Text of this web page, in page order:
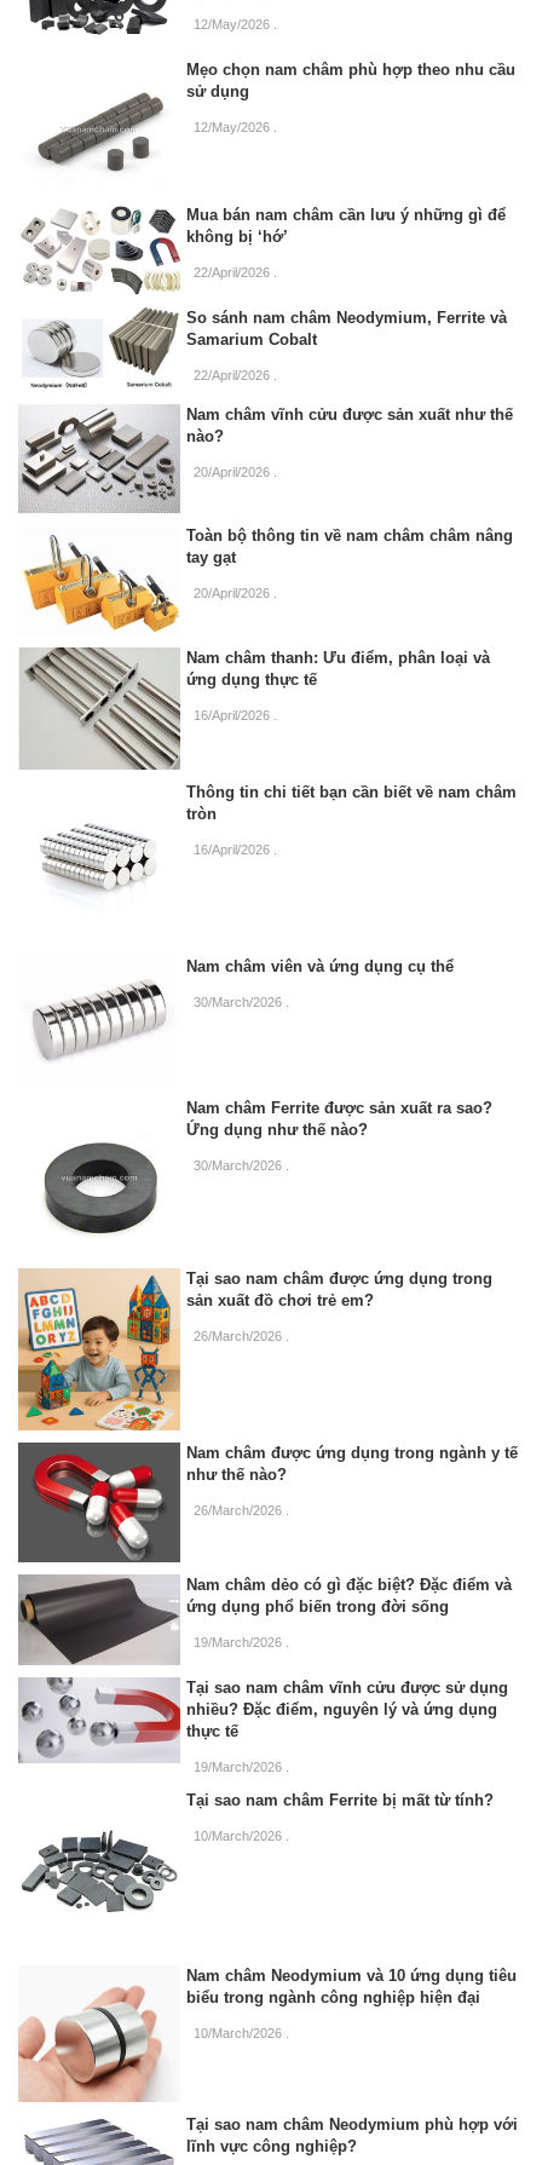
12/May/2026
Mẹo chọn nam châm phù hợp theo nhu cầu
sử dụng
12/May/2026
Mua bán nam châm cần lưu ý những gì để
không bị ‘hớ’
22/April/2026
So sánh nam châm Neodymium, Ferrite và
Samarium Cobalt
22/April/2026
Nam châm vĩnh cửu được sản xuất như thế
nào?
20/April/2026 .
Toàn bộ thông tin về nam châm châm nâng
tay gạt
20/April/2026
Nam châm thanh: Ưu điểm, phân loại và
ứng dụng thực tế
16/April/2026
Thông tin chi tiết bạn cần biết về nam châm
tròn
16/April/2026
Nam châm viên và ứng dụng cụ thể
30/March/2026
Nam châm Ferrite được sản xuất ra sao?
Ứng dụng như thế nào?
30/March/2026
Tại sao nam châm được ứng dụng trong
sản xuất đồ chơi trẻ em?
26/March/2026
Nam châm được ứng dụng trong ngành y tế
như thế nào?
26/March/2026 .
Nam châm dẻo có gì đặc biệt? Đặc điểm và
ứng dụng phổ biến trong đời sống
19/March/2026 .
Tại sao nam châm vĩnh cửu được sử dụng
nhiều? Đặc điểm, nguyên lý và ứng dụng
thực tế
19/March/2026 .
Tại sao nam châm Ferrite bị mất từ tính?
10/March/2026 .
Nam châm Neodymium và 10 ứng dụng tiêu
biểu trong ngành công nghiệp hiện đại
10/March/2026
Tại sao nam châm Neodymium phù hợp với
lĩnh vực công nghiệp?